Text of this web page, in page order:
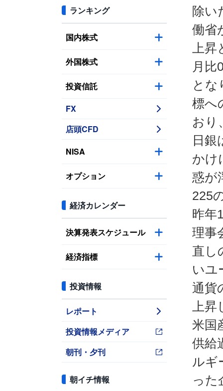
ランキング
国内株式
外国株式
投資信託
FX
店頭CFD
NISA
オプション
経済カレンダー
決算発表スケジュール
経済指標
投資情報
レポート
投資情報メディア
朝刊・夕刊
朝イチ情報
除い
働省
上
月比
とな
標へ
おり
日銀
かけ
惑が
225
昨年
理事
直し
いユ
通貨
上
米国
供給
ルギ
った